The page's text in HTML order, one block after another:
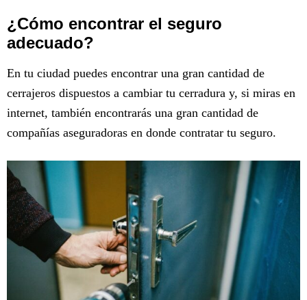
¿Cómo encontrar el seguro
adecuado?
En tu ciudad puedes encontrar una gran cantidad de
cerrajeros dispuestos a cambiar tu cerradura y, si miras en
internet, también encontrarás una gran cantidad de
compañías aseguradoras en donde contratar tu seguro.